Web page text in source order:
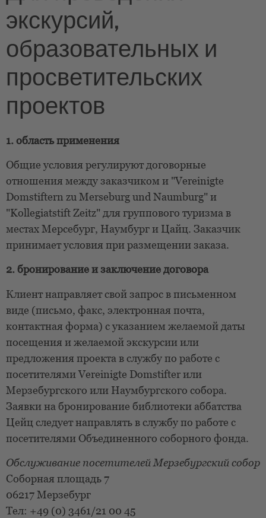
экскурсий,
образовательных и
просветительских
проектов
1. область применения
Общие условия регулируют договорные
отношения между заказчиком и "Vereinigte
Domstiftern zu Merseburg und Naumburg" и
"Kollegiatstift Zeitz" для группового туризма в
местах Мерсебург, Наумбург и Цайц. Заказчик
принимает условия при размещении заказа.
2. бронирование и заключение договора
Клиент направляет свой запрос в письменном
виде (письмо, факс, электронная почта,
контактная форма) с указанием желаемой даты
посещения и желаемой экскурсии или
предложения проекта в службу по работе с
посетителями Vereinigte Domstifter или
Мерзебургского или Наумбургского собора.
Заявки на бронирование библиотеки аббатства
Цейц следует направлять в службу по работе с
посетителями Объединенного соборного фонда.
Обслуживание посетителей Мерзебургский собор
Соборная площадь 7
06217 Мерзебург
Тел: +49 (0) 3461/21 00 45